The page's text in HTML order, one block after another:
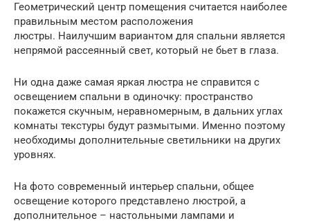
Геометрический центр помещения считается наиболее
правильным местом расположения
люстры. Наилучшим вариантом для спальни является
непрямой рассеянный свет, который не бьет в глаза.
Ни одна даже самая яркая люстра не справится с
освещением спальни в одиночку: пространство
покажется скучным, неравномерным, в дальних углах
комнаты текстуры будут размытыми. Именно поэтому
необходимы дополнительные светильники на других
уровнях.
На фото современный интерьер спальни, общее
освещение которого представлено люстрой, а
дополнительное – настольными лампами и